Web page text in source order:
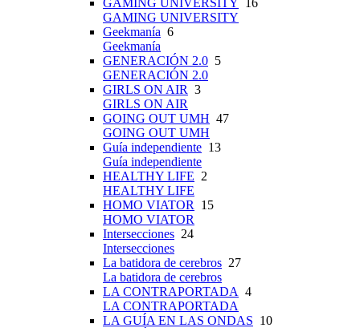
GAMING UNIVERSITY 16
GAMING UNIVERSITY
Geekmanía 6
Geekmanía
GENERACIÓN 2.0 5
GENERACIÓN 2.0
GIRLS ON AIR 3
GIRLS ON AIR
GOING OUT UMH 47
GOING OUT UMH
Guía independiente 13
Guía independiente
HEALTHY LIFE 2
HEALTHY LIFE
HOMO VIATOR
15
HOMO VIATOR
Intersecciones 24
Intersecciones
La batidora de cerebros 27
La batidora de cerebros
LA CONTRAPORTADA 4
LA CONTRAPORTADA
LA GUÍA EN LAS ONDAS 10